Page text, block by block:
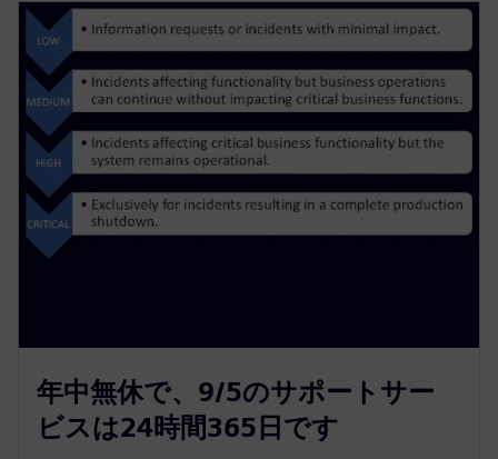
年中無休で、9/5のサポートサー
ビスは24時間365日です